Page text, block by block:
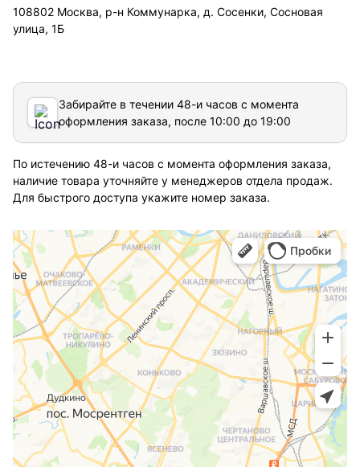
108802 Москва, р-н Коммунарка, д. Сосенки, Сосновая
улица, 1Б
Забирайте в течении 48-и часов с момента
оформления заказа, после 10:00 до 19:00
По истечению 48-и часов с момента оформления заказа,
наличие товара уточняйте у менеджеров отдела продаж.
Для быстрого доступа укажите номер заказа.